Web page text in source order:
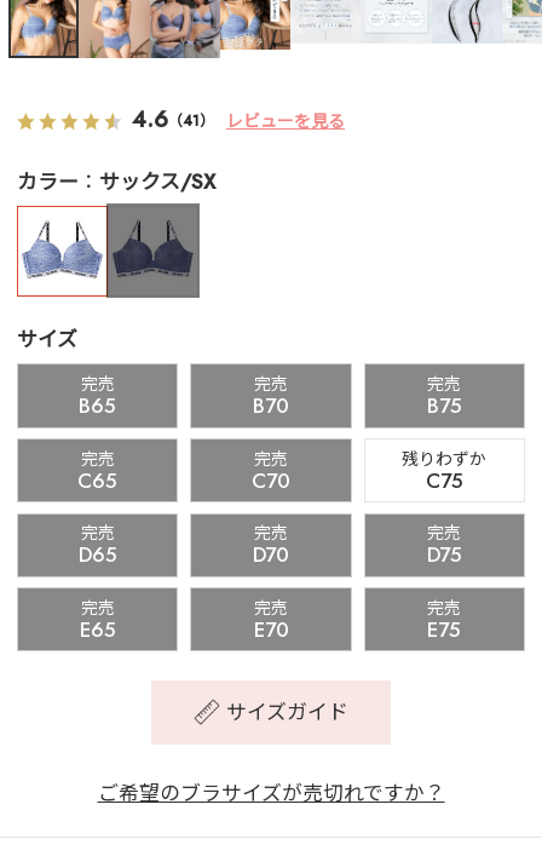
4.6 （41） レビューを見る
カラー サックス/SX
サイズ
完売
B65
完売
B70
完売
B75
完売
C65
完売
C70
残りわずか
C75
完売
D65
完売
D70
完売
D75
完売
E65
完売
E70
完売
E75
サイズガイド
ご希望のブラサイズが売切れですか？